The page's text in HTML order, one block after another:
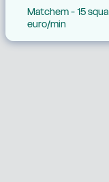
Matchem - 15
euro/min